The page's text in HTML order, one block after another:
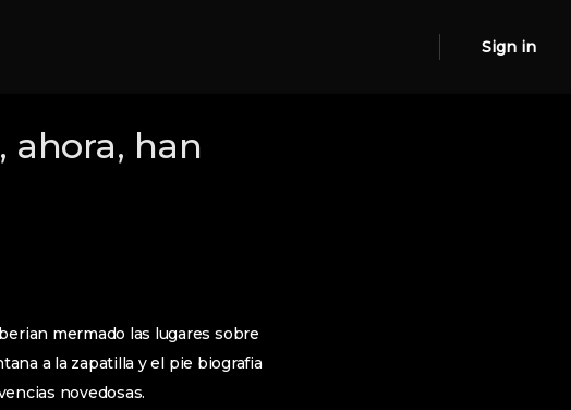
Sign in
ahora, han
mermado las lugares sobre
a la zapatilla y el pie biografia
novedosas.